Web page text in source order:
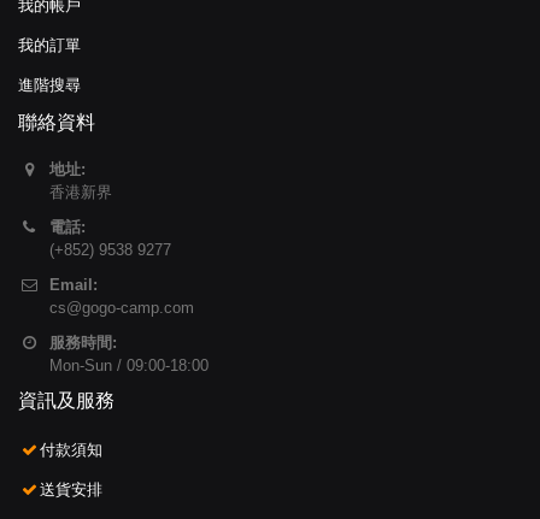
我的帳戶
我的訂單
進階搜尋
聯絡資料
地址:
香港新界
電話:
(+852) 9538 9277
Email:
cs@gogo-camp.com
服務時間:
Mon-Sun / 09:00-18:00
資訊及服務
付款須知
送貨安排